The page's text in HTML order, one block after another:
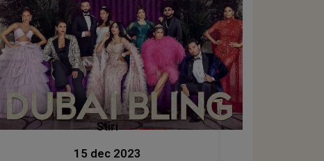
Stiri
15 dec 2023